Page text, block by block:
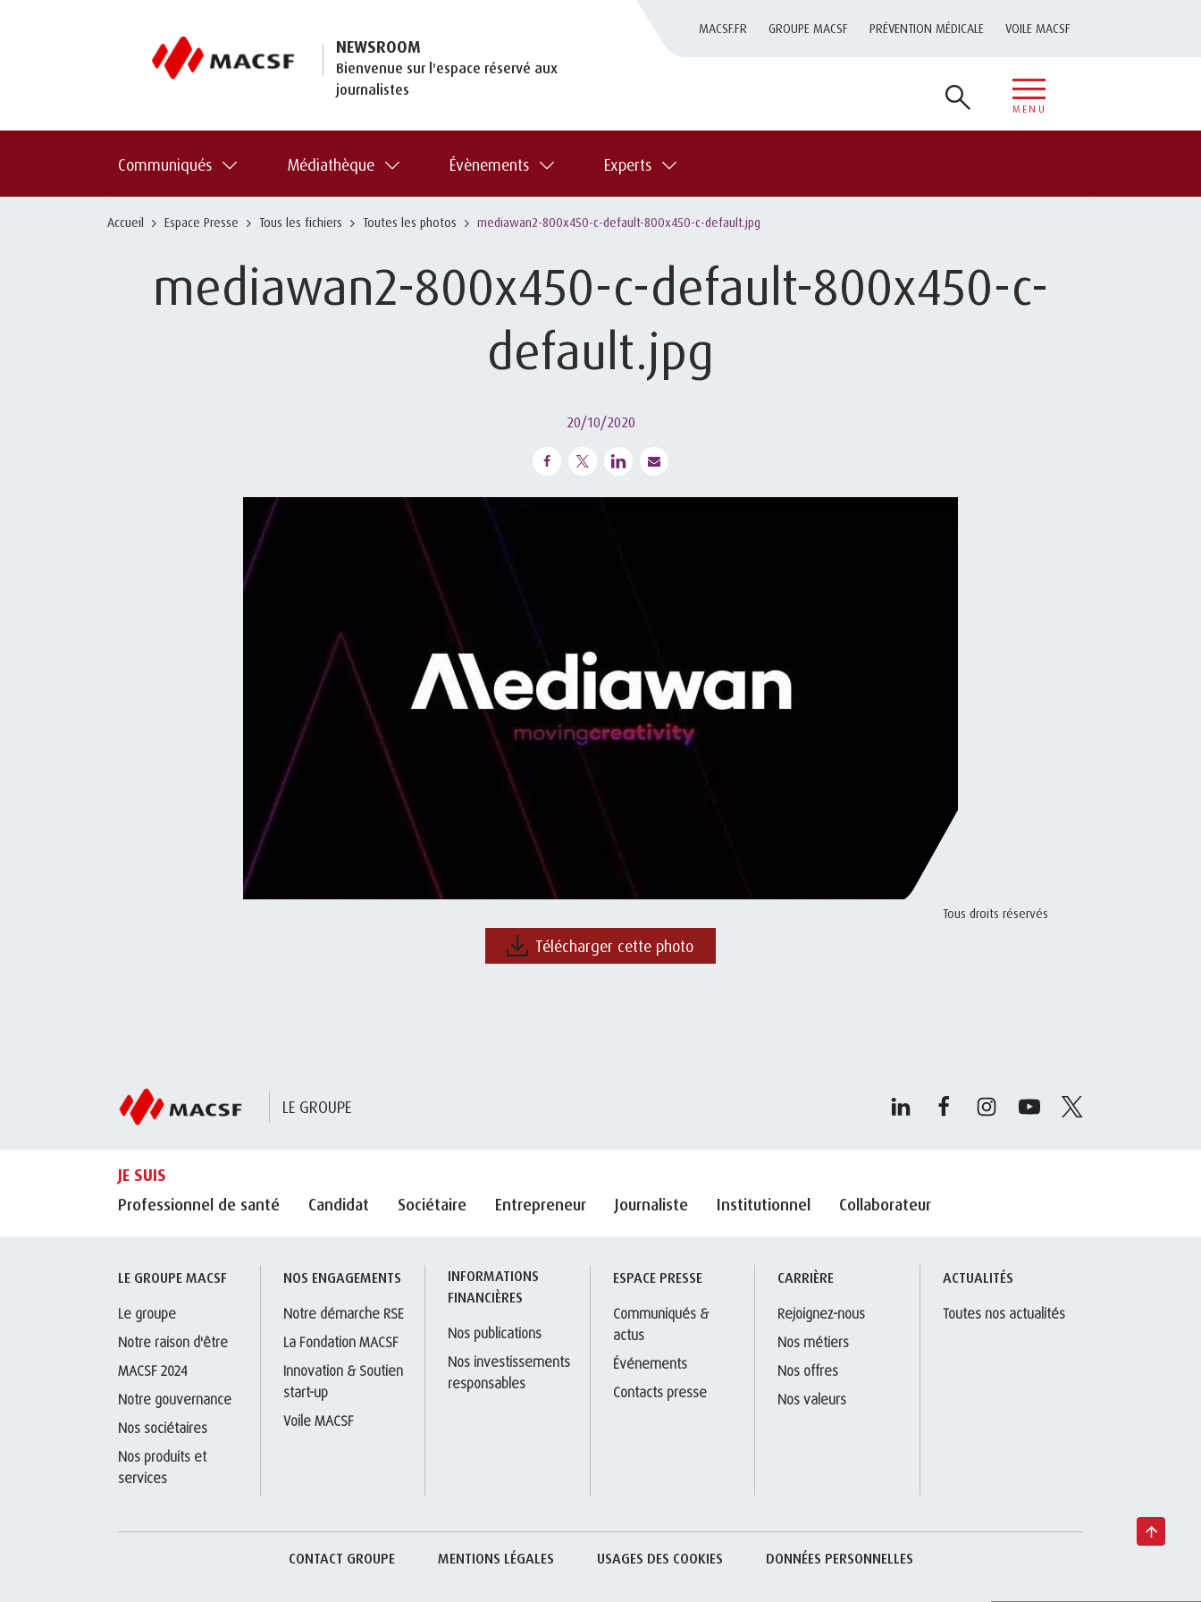
NEWSROOM
Bienvenue sur l'espace réservé aux
journalistes
MACSF.FR GROUPE MACSF PRÉVENTION MÉDICALE VOILE MACSF
MENU
Communiqués Médiathèque Évènements Experts
Accueil Espace Presse Tous les fichiers Toutes les photos mediawan2-800x450-c-default-800x450-c-default.jpg
mediawan2-800x450-c-default-800x450-c-
default.jpg
20/10/2020
Tous droits réservés
Télécharger cette photo
LE GROUPE
JE SUIS
Professionnel de santé
Candidat Sociétaire Entrepreneur Journaliste Institutionnel Collaborateur
LE GROUPE MACSF
Le groupe
Notre raison d'être
MACSF 2024
Notre gouvernance
Nos sociétaires
Nos produits et
services
NOS ENGAGEMENTS
Notre démarche RSE
La Fondation MACSF
Innovation & Soutien
start-up
Voile MACSF
INFORMATIONS
FINANCIÈRES
Nos publications
Nos investissements
responsables
ESPACE PRESSE
Communiqués &
actus
Événements
Contacts presse
CARRIÈRE
Rejoignez-nous
Nos métiers
Nos offres
Nos valeurs
ACTUALITÉS
Toutes nos actualités
CONTACT GROUPE MENTIONS LÉGALES USAGES DES COOKIES DONNÉES PERSONNELLES